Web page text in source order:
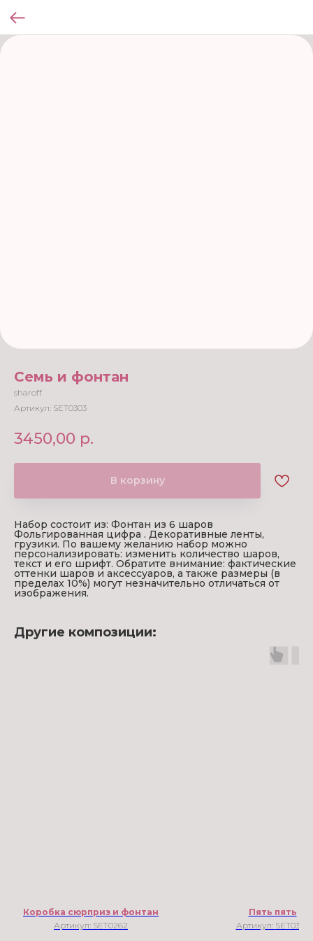
Семь и фонтан
sharoff
Артикул: SET0303
3450,00 р.
В корзину
Набор состоит из: Фонтан из 6 шаров
Фольгированная цифра . Декоративные ленты,
грузики. По вашему желанию набор можно
персонализировать: изменить количество шаров,
текст и его шрифт. Обратите внимание: фактические
оттенки шаров и аксессуаров, а также размеры (в
пределах 10%) могут незначительно отличаться от
изображения.
Другие композиции:
Коробка сюрприз и фонтан
Артикул: SET0262
Пять пять
Артикул: SET0308